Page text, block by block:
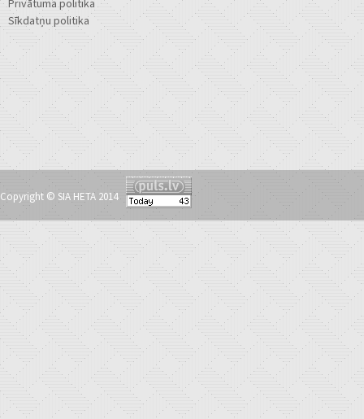
Privātuma politika
Sīkdatņu politika
Copyright © SIA HETA 2014